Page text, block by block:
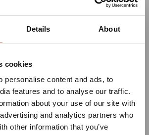
Details About
cookies
personalise content and ads, to
features and to analyse our traffic.
about your use of our site with
and analytics partners who
other information that you’ve
ophalen?
liggen met ingang van het nieuwe
Aatje knuffel bij elkaar
& familievoorstelling ontvang je
stickers kun je de spaarkaart
voor één gratis Aatje